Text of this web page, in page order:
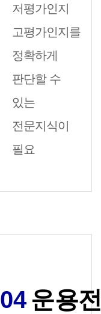
저평가인지
고평가인지를
정확하게
판단할 수
있는
전문지식이
필요
04 운용